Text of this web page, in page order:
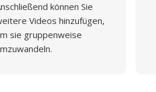
können Sie
Videos hinzufügen,
sie gruppenweise